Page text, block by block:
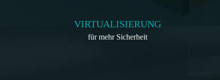
VIRTUALISIERUNG
für mehr Sicherheit